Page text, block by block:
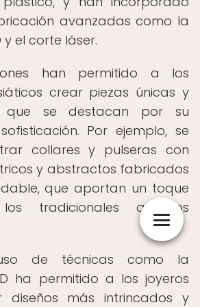
avanzadas como la
y el corte láser.
han permitido a los
crear piezas únicas y
que se destacan por su
Por ejemplo, se
collares y pulseras con
y abstractos fabricados
que aportan un toque
tradicionales adornos
de técnicas como la
ha permitido a los joyeros
diseños más intrincados y